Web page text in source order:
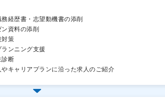
務経歴書・志望動機書の添削
ン資料の添削
対策
ランニング支援
診断
やキャリアプランに沿った求人のご紹介